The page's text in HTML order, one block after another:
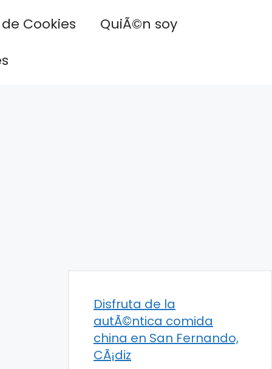
Cookies
QuiÃ©n soy
Disfruta de la
autÃ©ntica comida
china en San Fernando,
CÃ¡diz